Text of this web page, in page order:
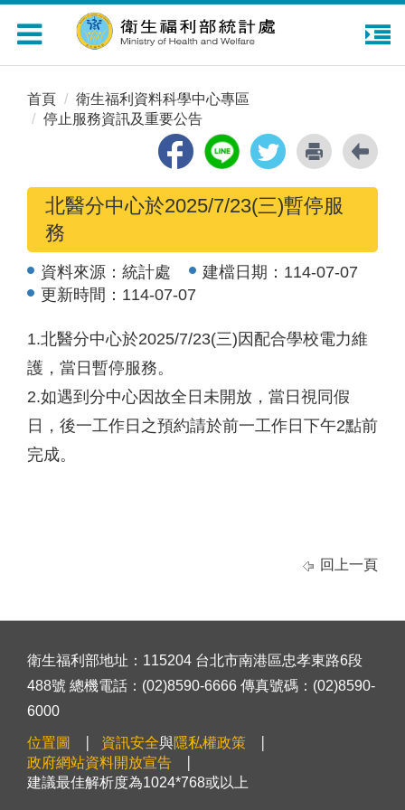
Toggle
navigation
首頁
衛生福利資料科學中心專區
停止服務資訊及重要公告
北醫分中心於2025/7/23(三)暫停服
務
資料來源： 統計處 建檔日期： 114-07-07
更新時間： 114-07-07
1.北醫分中心於2025/7/23(三)因配合學校電力維
護，當日暫停服務。
2.如遇到分中心因故全日未開放，當日視同假
日，後一工作日之預約請於前一工作日下午2點前
完成。
回上一頁
衛生福利部地址：115204 台北市南港區忠孝東路6段
488號 總機電話：(02)8590-6666 傳真號碼：(02)8590-
6000
位置圖 資訊安全與隱私權政策
政府網站資料開放宣告
建議最佳解析度為1024*768或以上